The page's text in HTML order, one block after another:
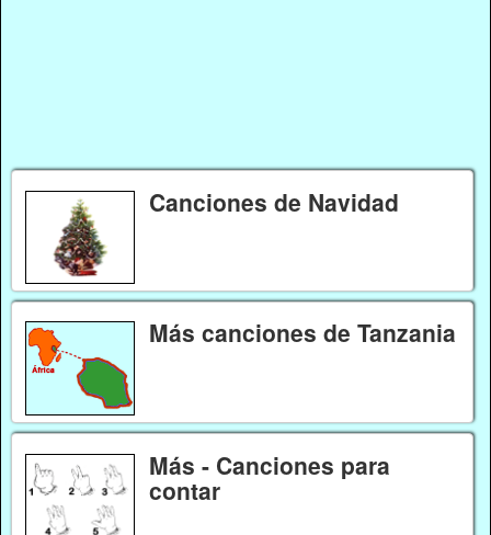
Canciones de Navidad
Más canciones de Tanzania
Más - Canciones para
contar